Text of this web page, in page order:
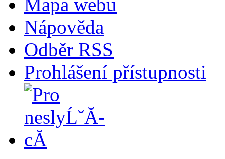
Nápověda
Odběr RSS
Prohlášení přístupnosti